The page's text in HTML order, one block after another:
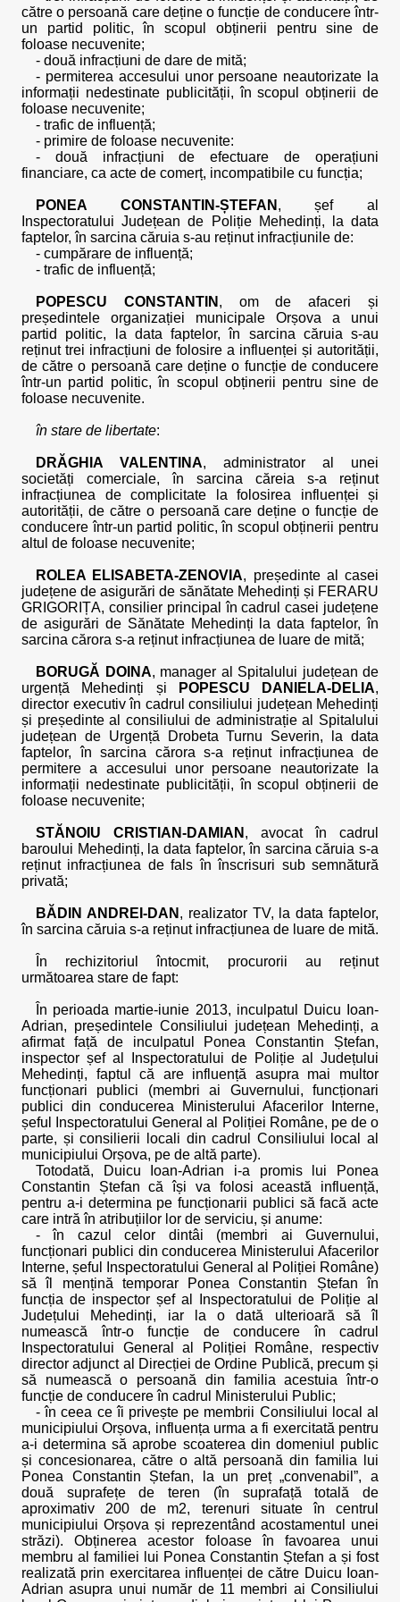
către o persoană care deține o funcție de conducere într-
un partid politic, în scopul obținerii pentru sine de
foloase necuvenite;
- două infracțiuni de dare de mită;
- permiterea accesului unor persoane neautorizate la
informații nedestinate publicității, în scopul obținerii de
foloase necuvenite;
- trafic de influență;
- primire de foloase necuvenite:
- două infracțiuni de efectuare de operațiuni
financiare, ca acte de comerț, incompatibile cu funcția;
PONEA CONSTANTIN-ȘTEFAN , șef al
Inspectoratului Județean de Poliție Mehedinți, la data
faptelor, în sarcina căruia s-au reținut infracțiunile de:
- cumpărare de influență;
- trafic de influență;
POPESCU CONSTANTIN , om de afaceri și
președintele organizației municipale Orșova a unui
partid politic, la data faptelor, în sarcina căruia s-au
reținut trei infracțiuni de folosire a influenței și autorității,
de către o persoană care deține o funcție de conducere
într-un partid politic, în scopul obținerii pentru sine de
foloase necuvenite.
în stare de libertate:
DRĂGHIA VALENTINA, administrator al unei
societăți comerciale, în sarcina căreia s-a reținut
infracțiunea de complicitate la folosirea influenței și
autorității, de către o persoană care deține o funcție de
conducere într-un partid politic, în scopul obținerii pentru
altul de foloase necuvenite;
ROLEA ELISABETA-ZENOVIA, președinte al casei
județene de asigurări de sănătate Mehedinți și FERARU
GRIGORIȚA, consilier principal în cadrul casei județene
de asigurări de Sănătate Mehedinți la data faptelor, în
sarcina cărora s-a reținut infracțiunea de luare de mită;
BORUGĂ DOINA, manager al Spitalului județean de
urgență Mehedinți și
POPESCU DANIELA-DELIA,
director executiv în cadrul consiliului județean Mehedinți
și președinte al consiliului de administrație al Spitalului
județean de Urgență Drobeta Turnu Severin, la data
faptelor, în sarcina cărora s-a reținut infracțiunea de
permitere a accesului unor persoane neautorizate la
informații nedestinate publicității, în scopul obținerii de
foloase necuvenite;
STĂNOIU CRISTIAN-DAMIAN , avocat în cadrul
baroului Mehedinți, la data faptelor, în sarcina căruia s-a
reținut infracțiunea de fals în înscrisuri sub semnătură
privată;
BĂDIN ANDREI-DAN , realizator TV, la data faptelor,
în sarcina căruia s-a reținut infracțiunea de luare de mită.
În rechizitoriul întocmit, procurorii au reținut
următoarea stare de fapt:
În perioada martie-iunie 2013, inculpatul Duicu Ioan-
Adrian, președintele Consiliului județean Mehedinți, a
afirmat față de inculpatul Ponea Constantin Ștefan,
inspector șef al Inspectoratului de Poliție al Județului
Mehedinți, faptul că are influență asupra mai multor
funcționari publici (membri ai Guvernului, funcționari
publici din conducerea Ministerului Afacerilor Interne,
șeful Inspectoratului General al Poliției Române, pe de o
parte, și consilierii locali din cadrul Consiliului local al
municipiului Orșova, pe de altă parte).
Totodată, Duicu Ioan-Adrian i-a promis lui Ponea
Constantin Ștefan că își va folosi această influență,
pentru a-i determina pe funcționarii publici să facă acte
care intră în atribuțiilor lor de serviciu, și anume:
- în cazul celor dintâi (membri ai Guvernului,
funcționari publici din conducerea Ministerului Afacerilor
Interne, șeful Inspectoratului General al Poliției Române)
să îl mențină temporar Ponea Constantin Ștefan în
funcția de inspector șef al Inspectoratului de Poliție al
Județului Mehedinți, iar la o dată ulterioară să îl
numească într-o funcție de conducere în cadrul
Inspectoratului General al Poliției Române, respectiv
director adjunct al Direcției de Ordine Publică, precum și
să numească o persoană din familia acestuia într-o
funcție de conducere în cadrul Ministerului Public;
- în ceea ce îi privește pe membrii Consiliului local al
municipiului Orșova, influența urma a fi exercitată pentru
a-i determina să aprobe scoaterea din domeniul public
și concesionarea, către o altă persoană din familia lui
Ponea Constantin Ștefan, la un preț „convenabil”, a
două suprafețe de teren (în suprafață totală de
aproximativ 200 de m2, terenuri situate în centrul
municipiului Orșova și reprezentând acostamentul unei
străzi). Obținerea acestor foloase în favoarea unui
membru al familiei lui Ponea Constantin Ștefan a și fost
realizată prin exercitarea influenței de către Duicu Ioan-
Adrian asupra unui număr de 11 membri ai Consiliului